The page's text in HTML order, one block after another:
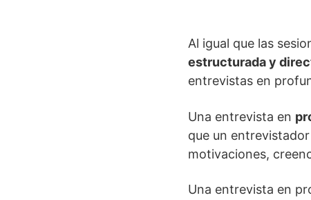
Al igual que las
estructurada y
entrevistas en
Una entrevista en
que un
motivaciones,
Una entrevista en